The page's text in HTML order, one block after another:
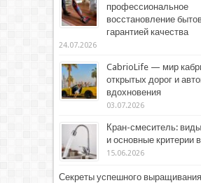
профессиональное
восстановление
гарантией качества
24.07.2026
CabrioLife — мир
открытых дорог и
вдохновения
03.07.2026
Кран-смеситель:
и основные критерии
15.06.2026
Секреты успешного